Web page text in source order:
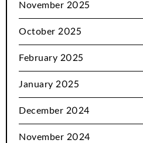
November 2025
October 2025
February 2025
January 2025
December 2024
November 2024